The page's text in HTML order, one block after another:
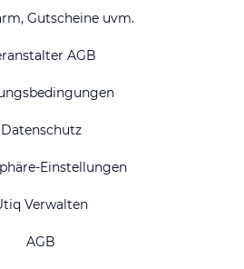
Gutscheine uvm.
AGB
Datenschutz
Einstellungen
Verwalten
AGB